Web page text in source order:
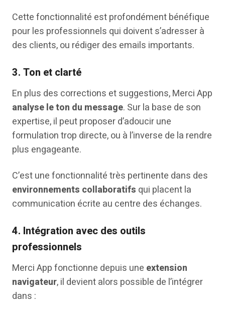
Cette fonctionnalité est profondément bénéfique
pour les professionnels qui doivent s’adresser à
des clients, ou rédiger des emails importants.
3. Ton et clarté
En plus des corrections et suggestions, Merci App
analyse le ton du message. Sur la base de son
expertise, il peut proposer d’adoucir une
formulation trop directe, ou à l’inverse de la rendre
plus engageante.
C’est une fonctionnalité très pertinente dans des
environnements collaboratifs qui placent la
communication écrite au centre des échanges.
4. Intégration avec des outils
professionnels
Merci App fonctionne depuis une extension
navigateur, il devient alors possible de l’intégrer
dans :